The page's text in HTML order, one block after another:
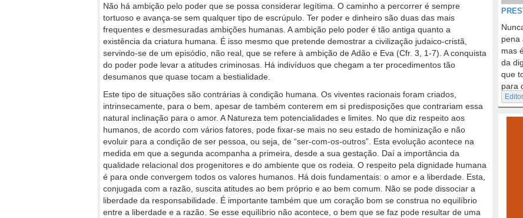
Não há ambição pelo poder que se possa considerar legítima. O caminho a percorrer é sempre
tortuoso e avança-se sem qualquer tipo de escrúpulo. Ter poder e dinheiro são duas das mais
frequentes e desmesuradas ambições humanas. A ambição pelo poder é tão antiga quanto a
existência da criatura humana. É isso mesmo que pretende demostrar a civilização judaico-cristã,
servindo-se de um episódio, não real, que se refere à ambição de Adão e Eva (Cfr. 3, 1-7). A conquista
do poder pode levar a atitudes criminosas. Há indivíduos que chegam a ter procedimentos tão
desumanos que quase tocam a bestialidade.
Este tipo de situações são contrárias à condição humana. Os viventes racionais foram criados,
intrinsecamente, para o bem, apesar de também conterem em si predisposições que contrariam essa
natural inclinação para o amor. A Natureza tem potencialidades e limites. No que diz respeito aos
humanos, de acordo com vários fatores, pode fixar-se mais no seu estado de hominização e não
evoluir para a condição de ser pessoa, ou seja, de “ser-com-os-outros”. Esta evolução acontece na
medida em que a segunda acompanha a primeira, desde a sua gestação. Daí a importância da
qualidade relacional dos progenitores e do ambiente que os rodeia. O respeito pela dignidade humana
é para onde convergem todos os valores humanos. Há dois fundamentais: o amor e a liberdade. Esta,
conjugada com a razão, suscita atitudes ao bem próprio e ao bem comum. Não se pode dissociar a
liberdade da responsabilidade. É importante também que um coração bom se construa no equilíbrio
entre a liberdade e a razão. Se esse equilíbrio não acontece, o bem que se faz pode resultar de uma
pena
mas
da
que
para